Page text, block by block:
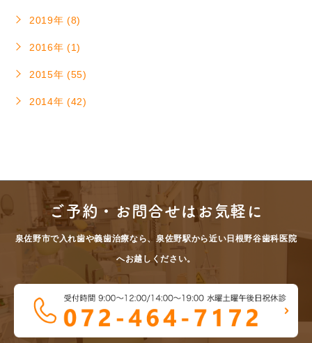
2019年 (8)
2016年 (1)
2015年 (55)
2014年 (42)
ご予約・お問合せはお気軽に
泉佐野市で入れ歯や義歯治療なら、泉佐野駅から近い日根野谷歯科医院
へお越しください。